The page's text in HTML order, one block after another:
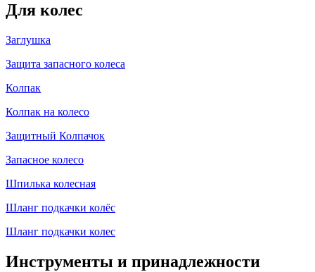
Для колес
Заглушка
Защита запасного колеса
Колпак
Колпак на колесо
Защитный Колпачок
Запасное колесо
Шпилька колесная
Шланг подкачки колёс
Шланг подкачки колес
Инструменты и принадлежности